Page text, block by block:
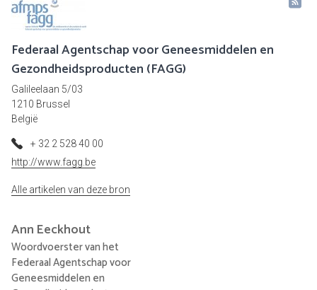
Federaal Agentschap voor Geneesmiddelen en
Gezondheidsproducten (FAGG)
Galileelaan 5/03
1210 Brussel
België
+ 32 2 528 40 00
http://www.fagg.be
Alle artikelen van deze bron
Ann Eeckhout
Woordvoerster van het
Federaal Agentschap voor
Geneesmiddelen en